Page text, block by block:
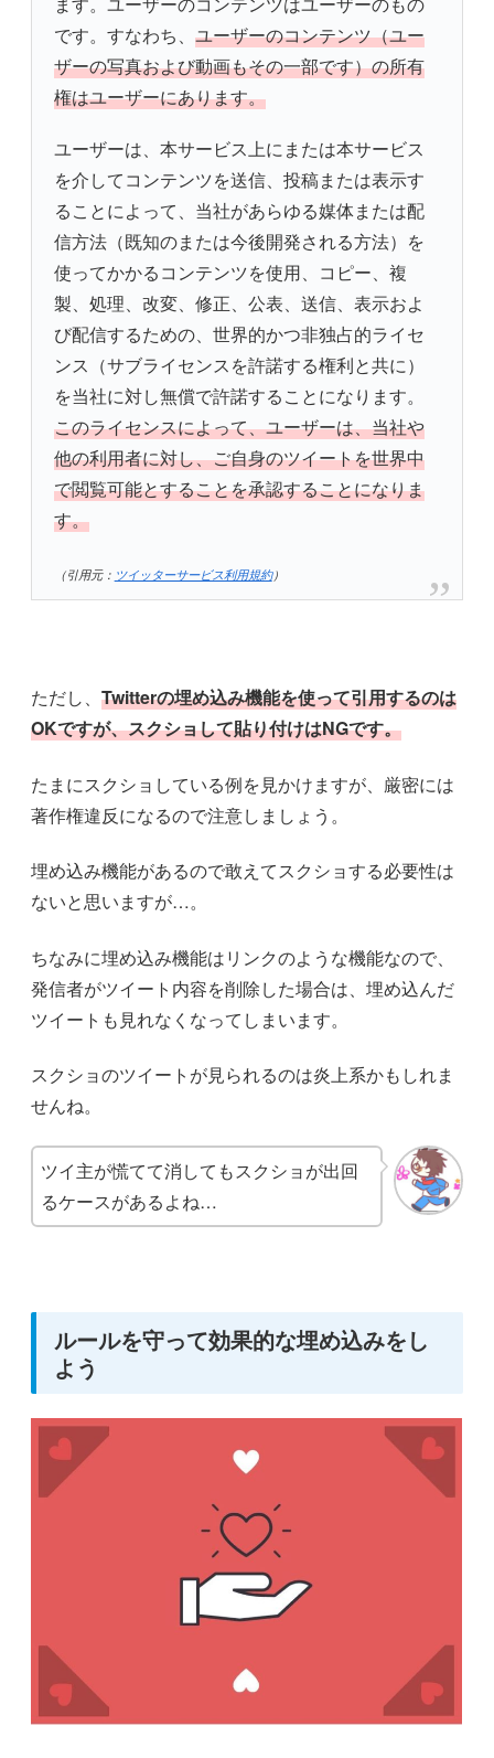
です。すなわち、 ユーザーのコンテンツ（ユー
ザーの写真および動画もその一部です）の所有
権はユーザーにあります。
ユーザーは、本サービス上にまたは本サービス
を介してコンテンツを送信、投稿または表示す
ることによって、当社があらゆる媒体または配
信方法（既知のまたは今後開発される方法）を
使ってかかるコンテンツを使用、コピー、複
製、処理、改変、修正、公表、送信、表示およ
び配信するための、世界的かつ非独占的ライセ
ンス（サブライセンスを許諾する権利と共に）
を当社に対し無償で許諾することになります。
このライセンスによって、ユーザーは、当社や
他の利用者に対し、ご自身のツイートを世界中
で閲覧可能とすることを承認することになりま
す。
（引用元： ツイッターサービス利用規約）
ただし、Twitterの埋め込み機能を使って引用するのは
OKですが、スクショして貼り付けはNGです。
たまにスクショしている例を見かけますが、厳密には
著作権違反になるので注意しましょう。
埋め込み機能があるので敢えてスクショする必要性は
ないと思いますが…。
ちなみに埋め込み機能はリンクのような機能なので、
発信者がツイート内容を削除した場合は、埋め込んだ
ツイートも見れなくなってしまいます。
スクショのツイートが見られるのは炎上系かもしれま
せんね。
ツイ主が慌てて消してもスクショが出回
るケースがあるよね…
ルールを守って効果的な埋め込みをし
よう